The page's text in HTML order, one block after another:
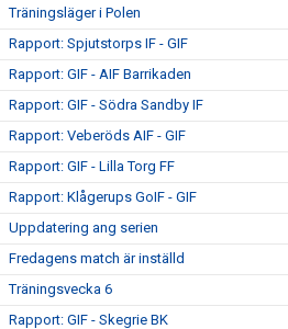
Träningsläger i Polen
Rapport: Spjutstorps IF - GIF
Rapport: GIF - AIF Barrikaden
Rapport: GIF - Södra Sandby IF
Rapport: Veberöds AIF - GIF
Rapport: GIF - Lilla Torg FF
Rapport: Klågerups GoIF - GIF
Uppdatering ang serien
Fredagens match är inställd
Träningsvecka 6
Rapport: GIF - Skegrie BK